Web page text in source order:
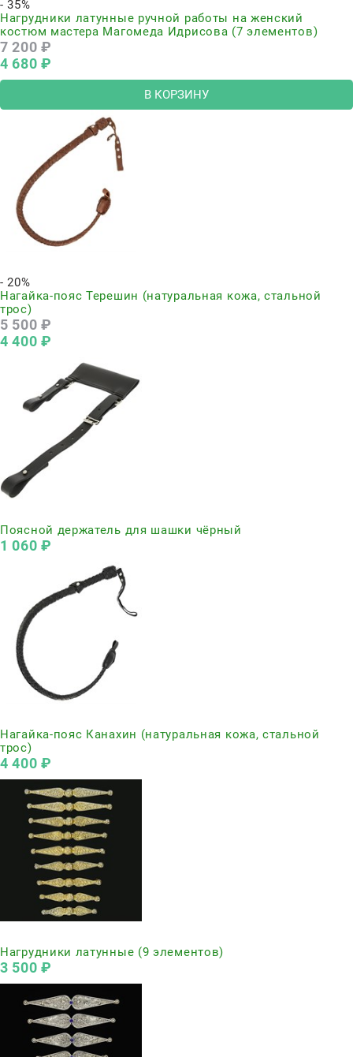
- 35%
Нагрудники латунные ручной работы на женский
костюм мастера Магомеда Идрисова (7 элементов)
7 200 ₽
4 680 ₽
В КОРЗИНУ
- 20%
Нагайка-пояс Терешин (натуральная кожа, стальной
трос)
5 500 ₽
4 400 ₽
Поясной держатель для шашки чёрный
1 060 ₽
Нагайка-пояс Канахин (натуральная кожа, стальной
трос)
4 400 ₽
Нагрудники латунные (9 элементов)
3 500 ₽